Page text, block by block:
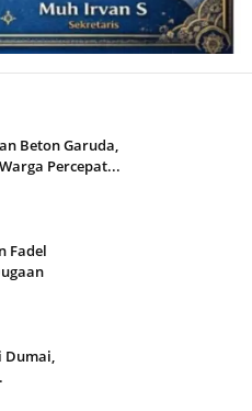
Beton Garuda,
Percepat...
Fadel
Dumai,